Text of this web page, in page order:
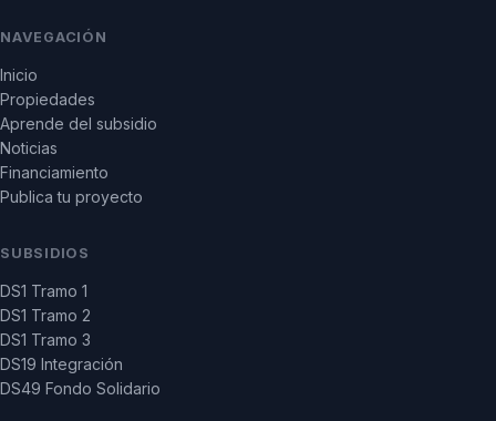
NAVEGACIÓN
Inicio
Propiedades
Aprende del subsidio
Noticias
Financiamiento
Publica tu proyecto
SUBSIDIOS
DS1 Tramo 1
DS1 Tramo 2
DS1 Tramo 3
DS19 Integración
DS49 Fondo Solidario